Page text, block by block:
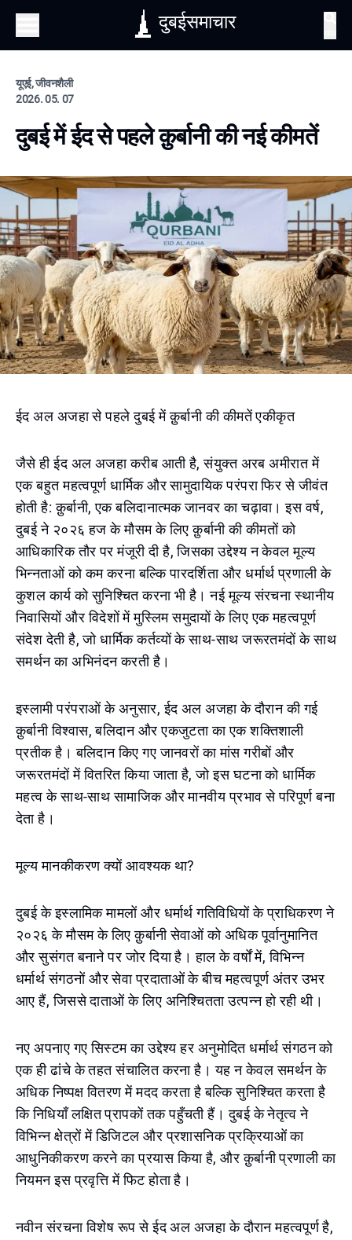
दुबईसमाचार
यूएई, जीवनशैली
2026. 05. 07
दुबई में ईद से पहले क़ुर्बानी की नई कीमतें
ईद अल अजहा से पहले दुबई में क़ुर्बानी की कीमतें एकीकृत
जैसे ही ईद अल अजहा करीब आती है, संयुक्त अरब अमीरात में
एक बहुत महत्वपूर्ण धार्मिक और सामुदायिक परंपरा फिर से जीवंत
होती है: क़ुर्बानी, एक बलिदानात्मक जानवर का चढ़ावा। इस वर्ष,
दुबई ने २०२६ हज के मौसम के लिए क़ुर्बानी की कीमतों को
आधिकारिक तौर पर मंजूरी दी है, जिसका उद्देश्य न केवल मूल्य
भिन्नताओं को कम करना बल्कि पारदर्शिता और धर्मार्थ प्रणाली के
कुशल कार्य को सुनिश्चित करना भी है। नई मूल्य संरचना स्थानीय
निवासियों और विदेशों में मुस्लिम समुदायों के लिए एक महत्वपूर्ण
संदेश देती है, जो धार्मिक कर्तव्यों के साथ-साथ जरूरतमंदों के साथ
समर्थन का अभिनंदन करती है।
इस्लामी परंपराओं के अनुसार, ईद अल अजहा के दौरान की गई
क़ुर्बानी विश्वास, बलिदान और एकजुटता का एक शक्तिशाली
प्रतीक है। बलिदान किए गए जानवरों का मांस गरीबों और
जरूरतमंदों में वितरित किया जाता है, जो इस घटना को धार्मिक
महत्व के साथ-साथ सामाजिक और मानवीय प्रभाव से परिपूर्ण बना
देता है।
मूल्य मानकीकरण क्यों आवश्यक था?
दुबई के इस्लामिक मामलों और धर्मार्थ गतिविधियों के प्राधिकरण ने
२०२६ के मौसम के लिए क़ुर्बानी सेवाओं को अधिक पूर्वानुमानित
और सुसंगत बनाने पर जोर दिया है। हाल के वर्षों में, विभिन्न
धर्मार्थ संगठनों और सेवा प्रदाताओं के बीच महत्वपूर्ण अंतर उभर
आए हैं, जिससे दाताओं के लिए अनिश्चितता उत्पन्न हो रही थी।
नए अपनाए गए सिस्टम का उद्देश्य हर अनुमोदित धर्मार्थ संगठन को
एक ही ढांचे के तहत संचालित करना है। यह न केवल समर्थन के
अधिक निष्पक्ष वितरण में मदद करता है बल्कि सुनिश्चित करता है
कि निधियाँ लक्षित प्रापकों तक पहुँचती हैं। दुबई के नेतृत्व ने
विभिन्न क्षेत्रों में डिजिटल और प्रशासनिक प्रक्रियाओं का
आधुनिकीकरण करने का प्रयास किया है, और क़ुर्बानी प्रणाली का
नियमन इस प्रवृत्ति में फिट होता है।
नवीन संरचना विशेष रूप से ईद अल अजहा के दौरान महत्वपूर्ण है,